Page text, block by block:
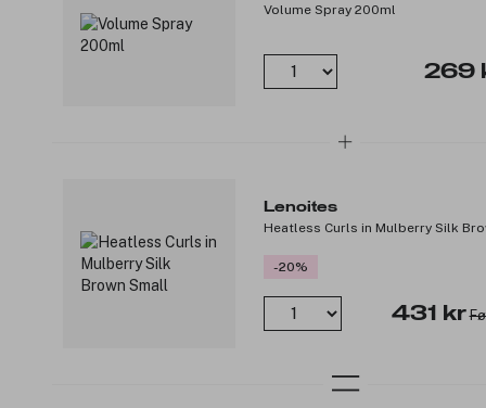
Volume Spray 200ml
269
Lenoites
Heatless Curls in Mulberry Silk
-20%
431 kr